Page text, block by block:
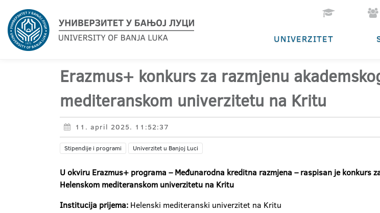
UNIVERZITET
Erazmus+ konkurs za razmjenu
mediteranskom univerzitetu na Kritu
11. april 2025. 11:52:37
Stipendije i programi Univerzitet u Banjoj Luci
U okviru Erazmus+ programa – Međunarodna kreditna razmjena – raspisan je konkurs
Helenskom mediteranskom univerzitetu na Kritu
Institucija prijema: Helenski mediteranski univerzitet na Kritu